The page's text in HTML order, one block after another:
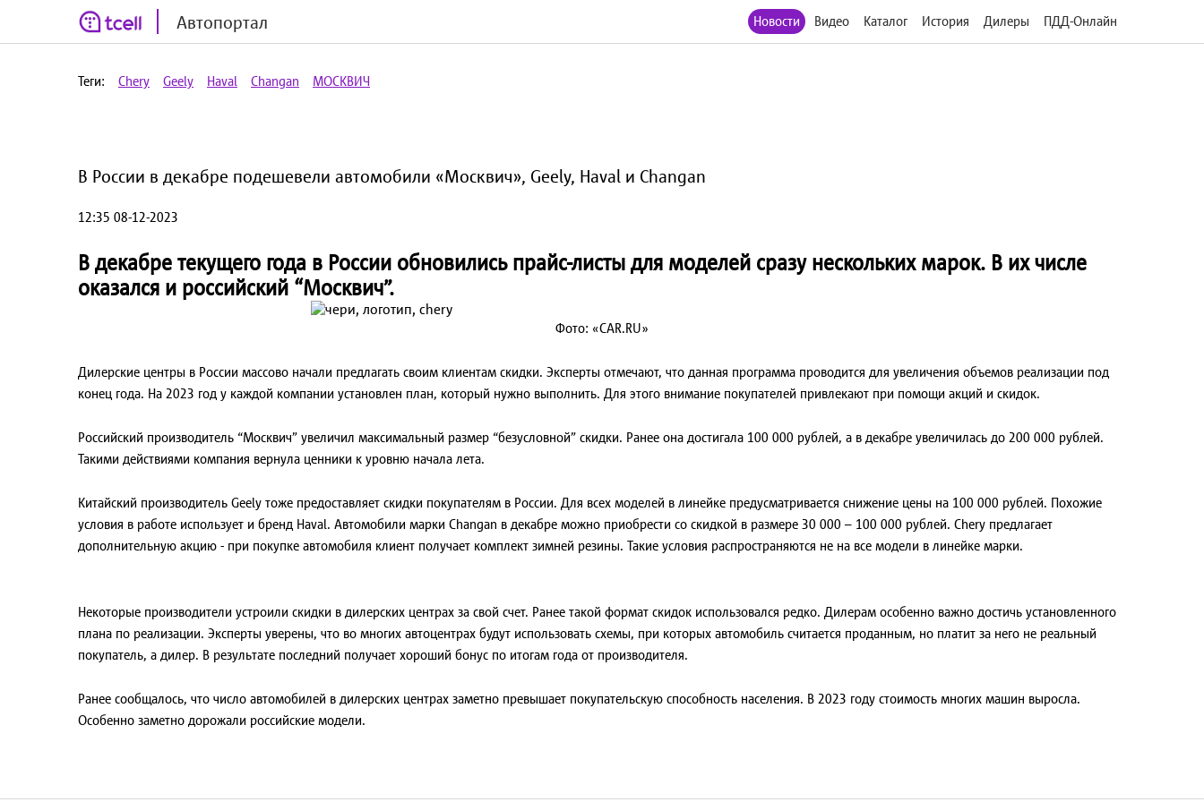
Автопортал Новости Видео Каталог История Дилеры ПДД-Онлайн
Теги: Chery Geely Haval Changan МОСКВИЧ
В России в декабре подешевели автомобили «Москвич», Geely, Haval и Changan
12:35 08-12-2023
В декабре текущего года в России обновились прайс-листы для моделей сразу нескольких марок. В их числе
оказался и российский “Москвич”.
Фото: «CAR.RU»
Дилерские центры в России массово начали предлагать своим клиентам скидки. Эксперты отмечают, что данная программа проводится для увеличения объемов реализации под
конец года. На 2023 год у каждой компании установлен план, который нужно выполнить. Для этого внимание покупателей привлекают при помощи акций и скидок.
Российский производитель “Москвич” увеличил максимальный размер “безусловной” скидки. Ранее она достигала 100 000 рублей, а в декабре увеличилась до 200 000 рублей.
Такими действиями компания вернула ценники к уровню начала лета.
Китайский производитель Geely тоже предоставляет скидки покупателям в России. Для всех моделей в линейке предусматривается снижение цены на 100 000 рублей. Похожие
условия в работе использует и бренд Haval. Автомобили марки Changan в декабре можно приобрести со скидкой в размере 30 000 – 100 000 рублей. Chery предлагает
дополнительную акцию - при покупке автомобиля клиент получает комплект зимней резины. Такие условия распространяются не на все модели в линейке марки.
Некоторые производители устроили скидки в дилерских центрах за свой счет. Ранее такой формат скидок использовался редко. Дилерам особенно важно достичь установленного
плана по реализации. Эксперты уверены, что во многих автоцентрах будут использовать схемы, при которых автомобиль считается проданным, но платит за него не реальный
покупатель, а дилер. В результате последний получает хороший бонус по итогам года от производителя.
Ранее сообщалось, что число автомобилей в дилерских центрах заметно превышает покупательскую способность населения. В 2023 году стоимость многих машин выросла.
Особенно заметно дорожали российские модели.